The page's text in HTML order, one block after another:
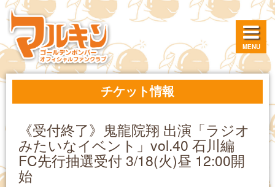
MENU
チケット情報
《受付終了》鬼龍院翔 出演「ラジオ
みたいなイベント」vol.40 石川編
FC先行抽選受付 3/18(火)昼 12:00開
始